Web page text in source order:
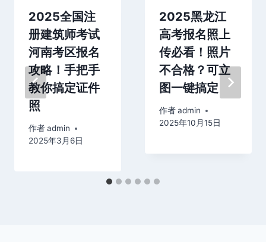
2025全国注
册建筑师考试
河南考区报名
攻略！手把手
教你搞定证件
照
作者admin
2025年3月6日
2025黑龙江
高考报名照上
传必看！照片
不合格？可立
图一键搞定
作者admin
2025年10月15日